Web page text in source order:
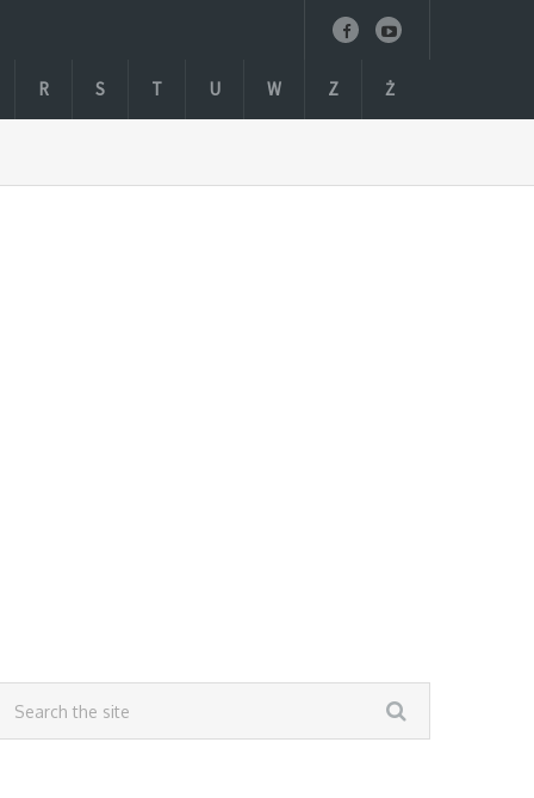
R S T U W Z Ż